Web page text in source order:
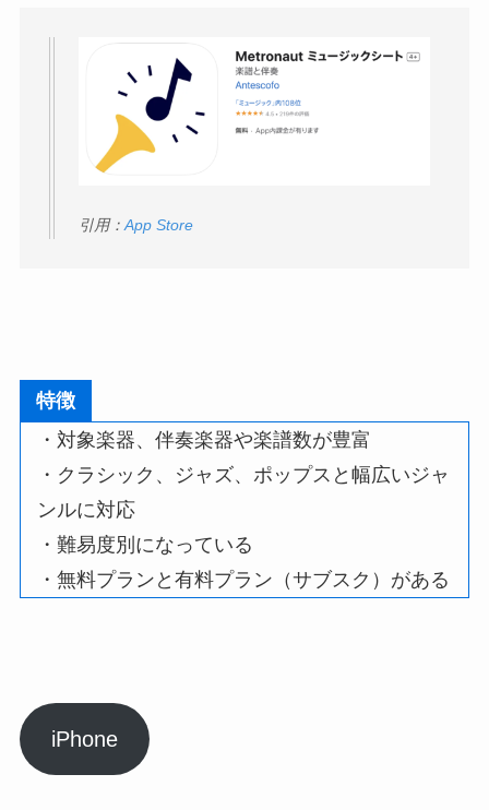
引用： App Store
特徴
・対象楽器、伴奏楽器や楽譜数が豊富
・クラシック、ジャズ、ポップスと幅広いジャ
ンルに対応
・難易度別になっている
・無料プランと有料プラン（サブスク）がある
iPhone